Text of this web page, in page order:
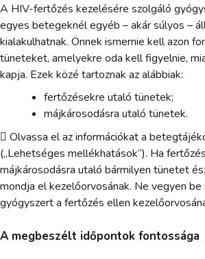
A HIV-fertőzés kezelésére szolgáló
egyes betegeknél egyéb – akár súlyos –
kialakulhatnak. Önnek ismernie kell azon
tüneteket, amelyekre oda kell figyelnie,
kapja. Ezek közé tartoznak az alábbiak:
fertőzésekre utaló tünetek;
májkárosodásra utaló tünetek.
 Olvassa el az információkat a
(„Lehetséges mellékhatások”). Ha
májkárosodásra utaló bármilyen tünetet
mondja el kezelőorvosának. Ne vegyen be
gyógyszert a fertőzés ellen
A megbeszélt időpontok fontossága